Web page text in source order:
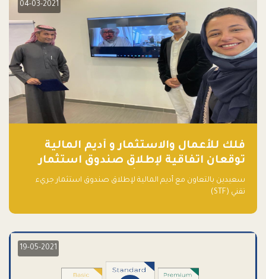
04-03-2021
فلك للأعمال والاستثمار و أديم المالية
توقعان اتفاقية لإطلاق صندوق استثمار
جريء تقني (STF) - مشغل من قبل فـلك
سعيدين بالتعاون مع أديم المالية لإطلاق صندوق استثمار جريء
تقني (STF)
19-05-2021